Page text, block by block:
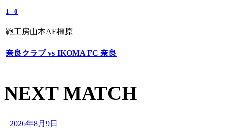
1 - 0
鞄工房山本AF橿原
奈良クラブ vs IKOMA FC 奈良
NEXT MATCH
2026年8月9日